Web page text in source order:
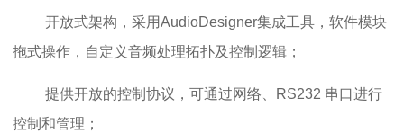
开放式架构，采用AudioDesigner集成工具，软件模块
拖式操作，自定义音频处理拓扑及控制逻辑；
提供开放的控制协议，可通过网络、RS232 串口进行
控制和管理；